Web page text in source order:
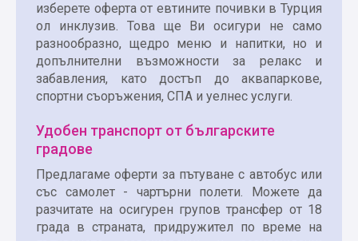
изберете оферта от евтините почивки в Турция
ол инклузив. Това ще Ви осигури не само
разнообразно, щедро меню и напитки, но и
допълнителни възможности за релакс и
забавления, като достъп до аквапаркове,
спортни съоръжения, СПА и уелнес услуги.
Удобен транспорт от българските
градове
Предлагаме оферти за пътуване с автобус или
със самолет - чартърни полети. Можете да
разчитате на осигурен групов трансфер от 18
града в страната, придружител по време на